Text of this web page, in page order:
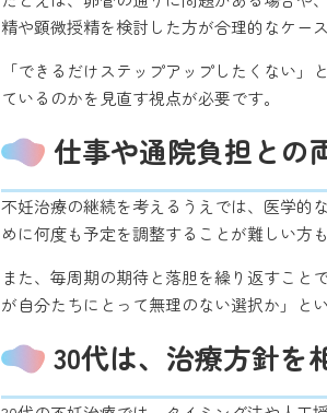
精や顕微授精を検討した方が合理的なケース
「できるだけステップアップしたくない
ているのかを見直す視点が必要です。
仕事や通院負担との
不妊治療の継続を考えるうえでは、医学的
めに何度も予定を調整することが難しい方
また、毎周期の期待と落胆を繰り返すこと
が自分たちにとって無理のない選択か」と
30代は、治療方針を